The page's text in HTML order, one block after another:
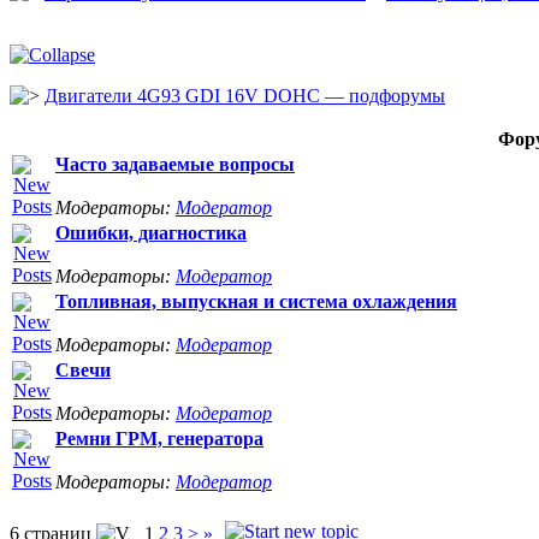
Двигатели 4G93 GDI 16V DOHC — подфорумы
Часто задаваемые вопросы
Модераторы: Модератор
Ошибки, диагностика
Модераторы: Модератор
Топливная, выпускная и система охлаждения
Модераторы: Модератор
Свечи
Модераторы: Модератор
Ремни ГРМ, генератора
Модераторы: Модератор
6 страниц 1 2 3 > »